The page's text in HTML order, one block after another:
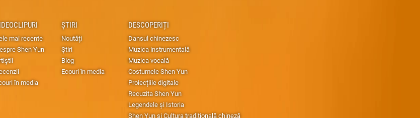
mai recente
Shen Yun
în media
ȘTIRI
Noutăți
Știri
Blog
Ecouri în media
DESCOPERIȚI
Dansul chinezesc
Muzica instrumentală
Muzica vocală
Costumele Shen Yun
Proiecțiile digitale
Recuzita Shen Yun
Legendele și Istoria
Shen Yun și Cultura traditională chineză